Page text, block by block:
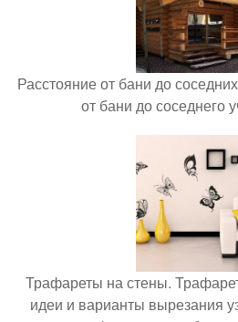
Расстояние от бани до
от бани до соседнего
Трафареты на стены.
идеи и варианты вырезания